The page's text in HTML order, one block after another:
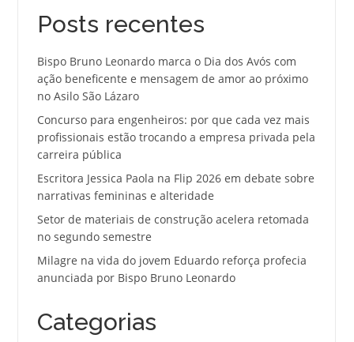
Posts recentes
Bispo Bruno Leonardo marca o Dia dos Avós com
ação beneficente e mensagem de amor ao próximo
no Asilo São Lázaro
Concurso para engenheiros: por que cada vez mais
profissionais estão trocando a empresa privada pela
carreira pública
Escritora Jessica Paola na Flip 2026 em debate sobre
narrativas femininas e alteridade
Setor de materiais de construção acelera retomada
no segundo semestre
Milagre na vida do jovem Eduardo reforça profecia
anunciada por Bispo Bruno Leonardo
Categorias